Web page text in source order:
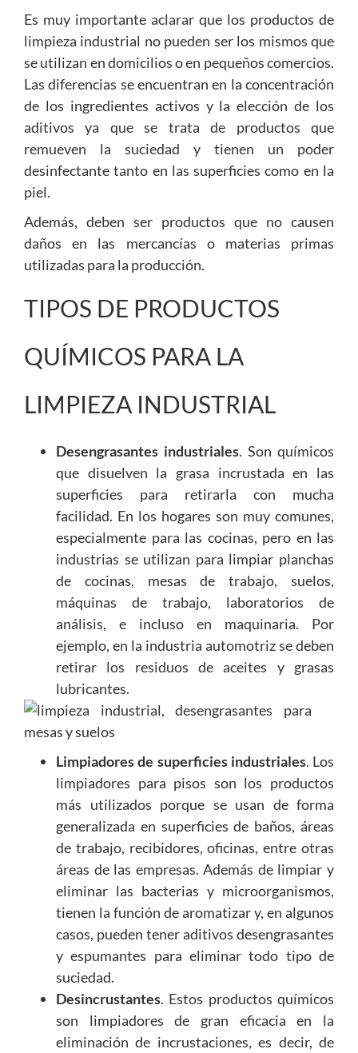
Es muy importante aclarar que los productos de
limpieza industrial no pueden ser los mismos que
se utilizan en domicilios o en pequeños comercios.
Las diferencias se encuentran en la concentración
de los ingredientes activos y la elección de los
aditivos ya que se trata de productos que
remueven la suciedad y tienen un poder
desinfectante tanto en las superficies como en la
piel.
Además, deben ser productos que no causen
daños en las mercancías o materias primas
utilizadas para la producción.
TIPOS DE PRODUCTOS
QUÍMICOS PARA LA
LIMPIEZA INDUSTRIAL
Desengrasantes industriales. Son químicos
que disuelven la grasa incrustada en las
superficies para retirarla con mucha
facilidad. En los hogares son muy comunes,
especialmente para las cocinas, pero en las
industrias se utilizan para limpiar planchas
de cocinas, mesas de trabajo, suelos,
máquinas de trabajo, laboratorios de
análisis, e incluso en maquinaria. Por
ejemplo, en la industria automotriz se deben
retirar los residuos de aceites y grasas
lubricantes.
Limpiadores de superficies industriales. Los
limpiadores para pisos son los productos
más utilizados porque se usan de forma
generalizada en superficies de baños, áreas
de trabajo, recibidores, oficinas, entre otras
áreas de las empresas. Además de limpiar y
eliminar las bacterias y microorganismos,
tienen la función de aromatizar y, en algunos
casos, pueden tener aditivos desengrasantes
y espumantes para eliminar todo tipo de
suciedad.
Desincrustantes. Estos productos químicos
son limpiadores de gran eficacia en la
eliminación de incrustaciones, es decir, de